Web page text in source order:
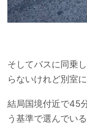
そしてバスに同乗
らないけれど別室
結局国境付近で45
う基準で選んでい